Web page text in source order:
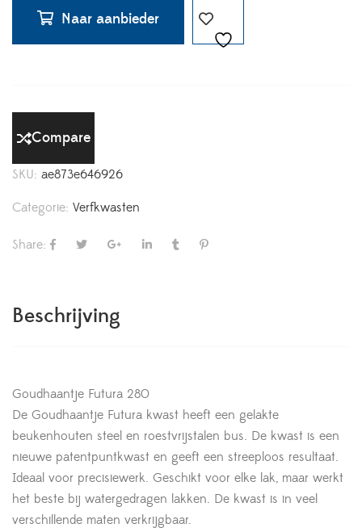
Naar aanbieder
Compare
SKU: ae873e646926
Categorie: Verfkwasten
Share:
Beschrijving
Goudhaantje Futura 280
De Goudhaantje Futura kwast heeft een gelakte
beukenhouten steel en roestvrijstalen bus. De kwast is een
nieuwe patentpuntkwast en geeft een streeploos resultaat.
Ideaal voor precisiewerk. Geschikt voor elke lak, maar werkt
het beste bij watergedragen lakken. De kwast is in veel
verschillende maten verkrijgbaar.